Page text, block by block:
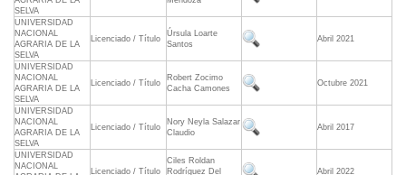
SELVA
UNIVERSIDAD
NACIONAL
AGRARIA DE LA
SELVA
Licenciado / Título
Úrsula Loarte
Santos
Abril 2021
UNIVERSIDAD
NACIONAL
AGRARIA DE LA
SELVA
Licenciado / Título
Robert Zocimo
Cacha Camones
Octubre 2021
UNIVERSIDAD
NACIONAL
AGRARIA DE LA
SELVA
Licenciado / Título
Nory Neyla Salazar
Claudio
Abril 2017
UNIVERSIDAD
NACIONAL
Licenciado / Título
Ciles Roldan
Rodríguez Del
Abril 2022